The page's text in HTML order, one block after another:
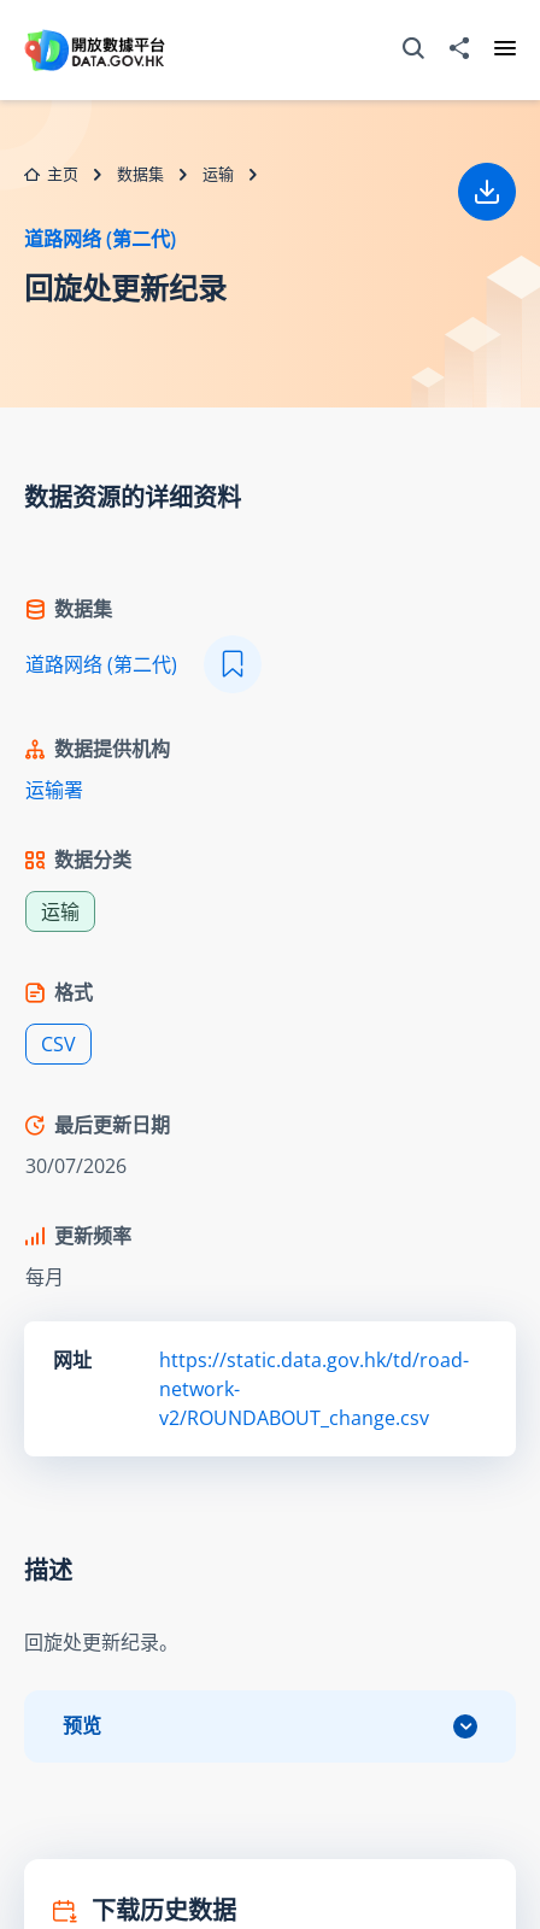
打开搜寻器分享至
主页 数据集 运输
道路网络 (第二代)
回旋处更新纪录
下载
数据资源的详细资料
数据集
道路网络 (第二代)
数据提供机构
运输署
数据分类
运输
格式
CSV
最后更新日期
30/07/2026
更新频率
每月
网址
https://static.data.gov.hk/td/road-
network-
v2/ROUNDABOUT_change.csv
描述
回旋处更新纪录。
预览
下载历史数据